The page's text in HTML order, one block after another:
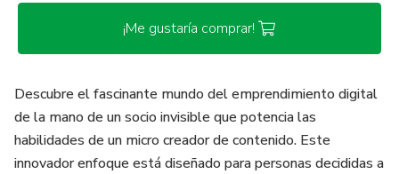
¡Me gustaría comprar!
Descubre el fascinante mundo del emprendimiento digital
de la mano de un socio invisible que potencia las
habilidades de un micro creador de contenido. Este
innovador enfoque está diseñado para personas decididas a